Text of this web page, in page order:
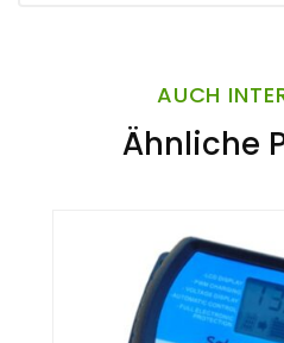
AUCH
Ähnliche